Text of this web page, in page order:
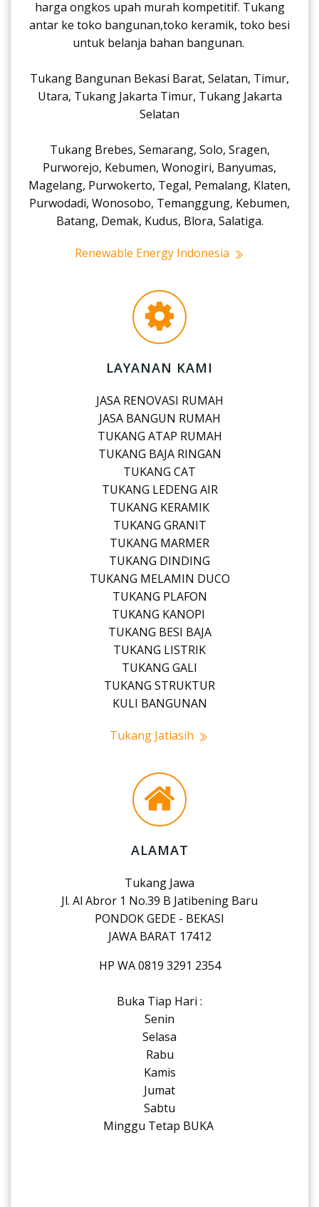
harga ongkos upah murah kompetitif. Tukang
antar ke toko bangunan,toko keramik, toko besi
untuk belanja bahan bangunan.
Tukang Bangunan Bekasi Barat, Selatan, Timur,
Utara, Tukang Jakarta Timur, Tukang Jakarta
Selatan
Tukang Brebes, Semarang, Solo, Sragen,
Purworejo, Kebumen, Wonogiri, Banyumas,
Magelang, Purwokerto, Tegal, Pemalang, Klaten,
Purwodadi, Wonosobo, Temanggung, Kebumen,
Batang, Demak, Kudus, Blora, Salatiga.
Renewable Energy Indonesia
LAYANAN KAMI
JASA RENOVASI RUMAH
JASA BANGUN RUMAH
TUKANG ATAP RUMAH
TUKANG BAJA RINGAN
TUKANG CAT
TUKANG LEDENG AIR
TUKANG KERAMIK
TUKANG GRANIT
TUKANG MARMER
TUKANG DINDING
TUKANG MELAMIN DUCO
TUKANG PLAFON
TUKANG KANOPI
TUKANG BESI BAJA
TUKANG LISTRIK
TUKANG GALI
TUKANG STRUKTUR
KULI BANGUNAN
Tukang Jatiasih
ALAMAT
Tukang Jawa
Jl. Al Abror 1 No.39 B Jatibening Baru
PONDOK GEDE - BEKASI
JAWA BARAT 17412
HP WA 0819 3291 2354
Buka Tiap Hari :
Senin
Selasa
Rabu
Kamis
Jumat
Sabtu
Minggu Tetap BUKA